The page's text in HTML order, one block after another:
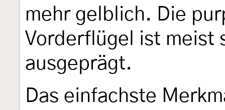
mehr gelblich. Die
Vorderflügel ist meist
ausgeprägt.
Das einfachste